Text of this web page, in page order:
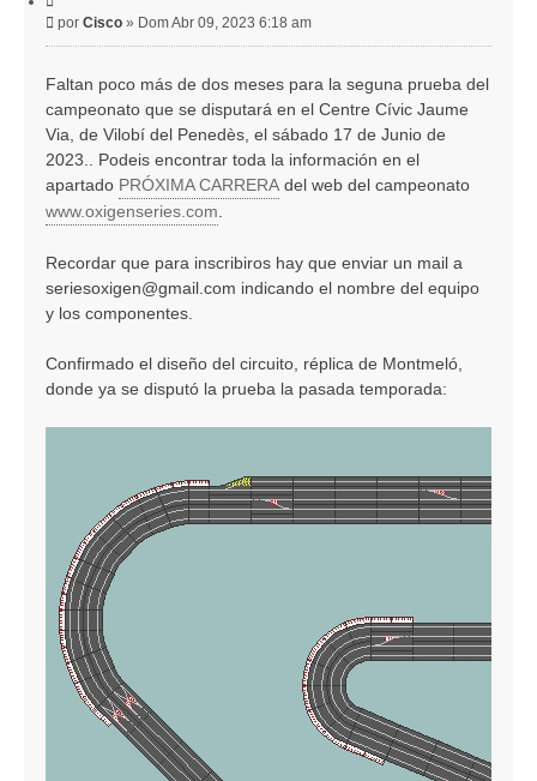
a
M
e
s
a
j
e
por Cisco » Dom Abr 09, 2023 6:18 am
Faltan poco más de dos meses para la seguna prueba del
campeonato que se disputará en el Centre Cívic Jaume
Via, de Vilobí del Penedès, el sábado 17 de Junio de
2023.. Podeis encontrar toda la información en el
apartado PRÓXIMA CARRERA del web del campeonato
www.oxigenseries.com.
Recordar que para inscribiros hay que enviar un mail a
seriesoxigen@gmail.com indicando el nombre del equipo
y los componentes.
Confirmado el diseño del circuito, réplica de Montmeló,
donde ya se disputó la prueba la pasada temporada: